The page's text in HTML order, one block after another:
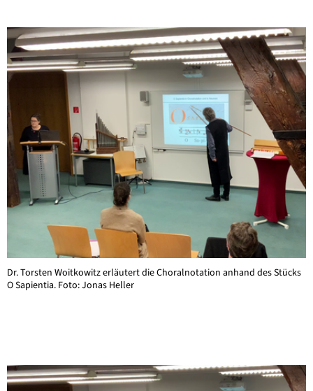
Dr. Torsten Woitkowitz erläutert die Choralnotation anhand des Stücks
O Sapientia. Foto: Jonas Heller